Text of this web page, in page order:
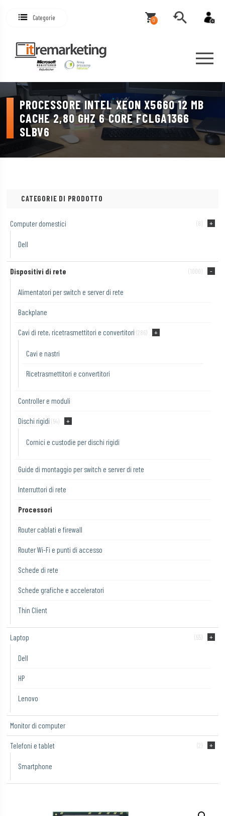
Categorie 0
PROCESSORE INTEL XEON X5660 12 MB
CACHE 2,80 GHZ 6 CORE FCLGA1366
SLBV6
CATEGORIE DI PRODOTTO
Computer domestici (8)
Dell
Dispositivi di rete (1000)
Alimentatori per switch e server di rete
Backplane
Cavi di rete, ricetrasmettitori e convertitori (286)
Cavi e nastri
Ricetrasmettitori e convertitori
Controller e moduli
Dischi rigidi (54)
Cornici e custodie per dischi rigidi
Guide di montaggio per switch e server di rete
Interruttori di rete
Processori
Router cablati e firewall
Router Wi-Fi e punti di accesso
Schede di rete
Schede grafiche e acceleratori
Thin Client
Laptop (55)
Dell
HP
Lenovo
Monitor di computer
Telefoni e tablet (2)
Smartphone